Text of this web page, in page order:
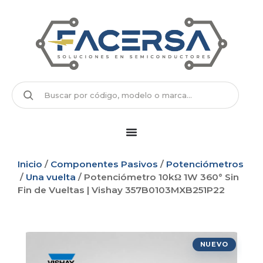
Inicio / Componentes Pasivos / Potenciómetros
/ Una vuelta / Potenciómetro 10kΩ 1W 360° Sin
Fin de Vueltas | Vishay 357B0103MXB251P22